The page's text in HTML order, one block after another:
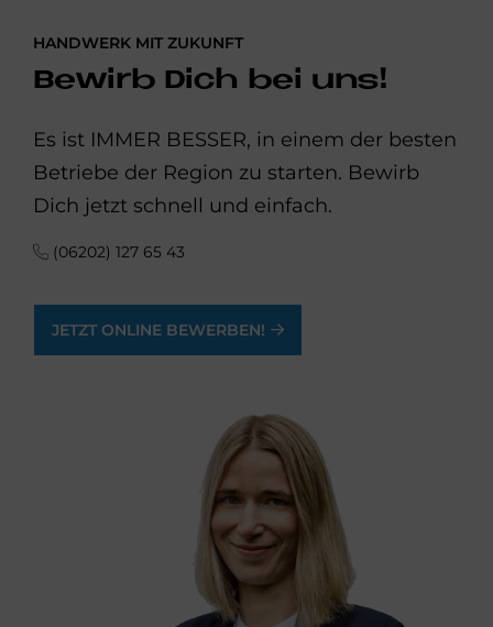
HANDWERK MIT ZUKUNFT
Bewirb Dich bei uns!
Es ist IMMER BESSER, in einem der besten
Betriebe der Region zu starten. Bewirb
Dich jetzt schnell und einfach.
(06202) 127 65 43
JETZT ONLINE BEWERBEN!